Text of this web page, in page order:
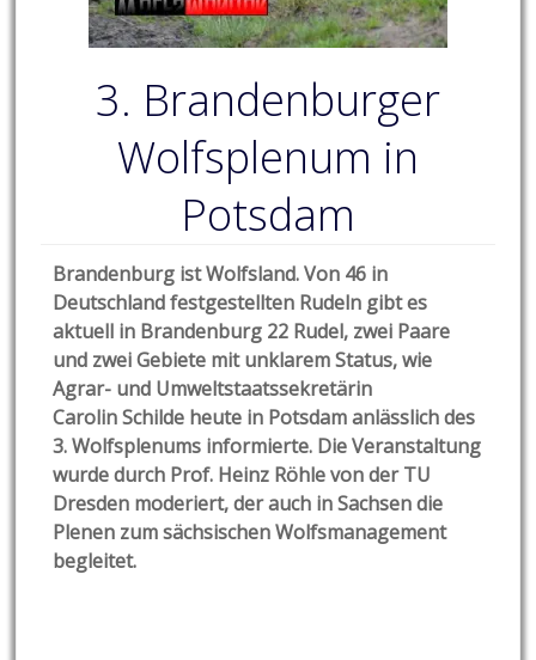
3. Brandenburger
Wolfsplenum in
Potsdam
Brandenburg ist Wolfsland. Von 46 in
Deutschland festgestellten Rudeln gibt es
aktuell in Brandenburg 22 Rudel, zwei Paare
und zwei Gebiete mit unklarem Status, wie
Agrar- und Umweltstaatssekretärin
Carolin Schilde heute in Potsdam anlässlich des
3. Wolfsplenums informierte. Die Veranstaltung
wurde durch Prof. Heinz Röhle von der TU
Dresden moderiert, der auch in Sachsen die
Plenen zum sächsischen Wolfsmanagement
begleitet.